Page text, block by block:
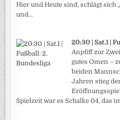
Hier und Heute sind, schlägt sich
und...
20:30 | Sat.1 |
Anpfiff zur
gutes Omen –
beiden
Jahren stieg
Spielzeit war es Schalke 04, das